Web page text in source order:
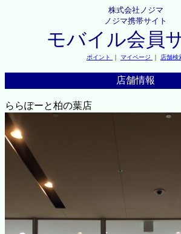
株式会社ノジマ
ノジマ携帯サイト
モバイル会員
ポイント ｜ マイページ ｜ 店舗検
店舗情報
ららぽーと柏の葉店